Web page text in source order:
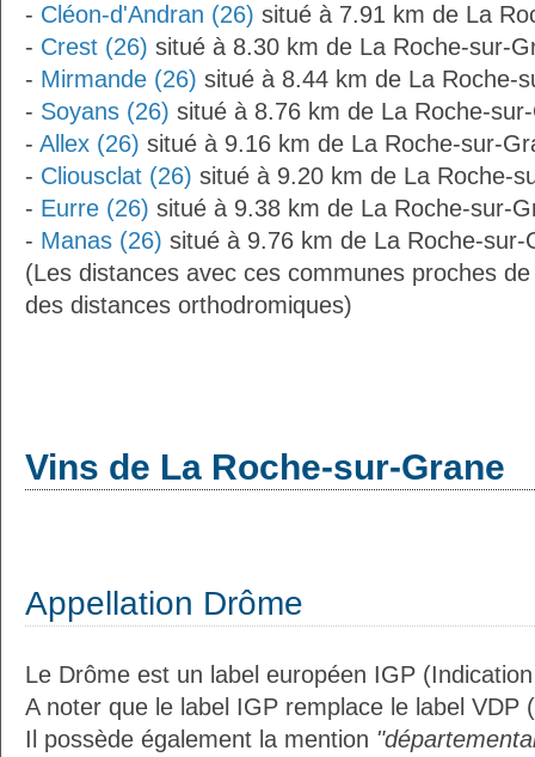
- Cléon-d'Andran (26) situé à 7.91 km de La
- Crest (26) situé à 8.30 km de La Roche-sur-
- Mirmande (26) situé à 8.44 km de La Roche-
- Soyans (26) situé à 8.76 km de La Roche-
- Allex (26) situé à 9.16 km de La Roche-sur-
- Cliousclat (26) situé à 9.20 km de La Roche-
- Eurre (26) situé à 9.38 km de La Roche-sur-
- Manas (26) situé à 9.76 km de La Roche-sur-
(Les distances avec ces communes proches
des distances orthodromiques)
Vins de La Roche-sur-Grane
Appellation Drôme
Le Drôme est un label européen IGP
A noter que le label IGP remplace le label VDP
Il possède également la mention